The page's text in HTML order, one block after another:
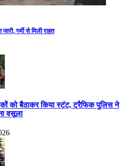
गर्मी से मिली राहत
को बैठाकर किया स्टंट, ट्रैफिक पुलिस ने
वसूला